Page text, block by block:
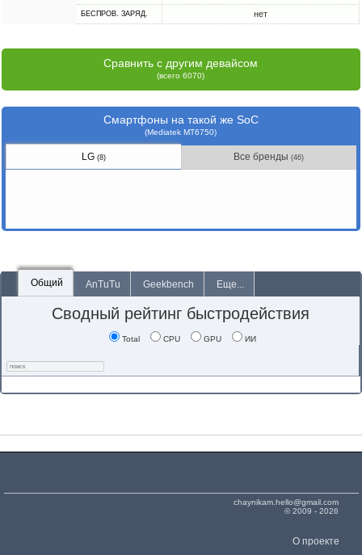
БЕСПРОВ. ЗАРЯД. нет
Сравнить с другим девайсом
(всего 6070)
Смартфоны на такой же SoC
(Mediatek MT6750)
LG (8) Все бренды(46)
Общий AnTuTu Geekbench Еще...
Сводный рейтинг быстродействия
Total CPU GPU ИИ
chaynikam.hello@gmail.com
© 2009 - 2026
О проекте